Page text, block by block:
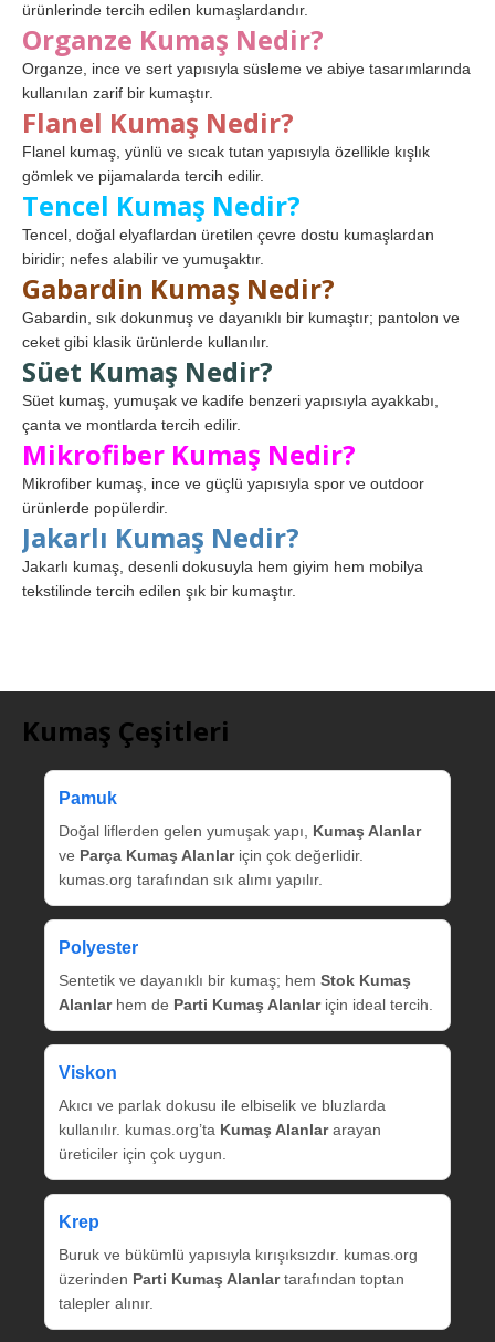
ürünlerinde tercih edilen kumaşlardandır.
Organze Kumaş Nedir?
Organze, ince ve sert yapısıyla süsleme ve abiye tasarımlarında
kullanılan zarif bir kumaştır.
Flanel Kumaş Nedir?
Flanel kumaş, yünlü ve sıcak tutan yapısıyla özellikle kışlık
gömlek ve pijamalarda tercih edilir.
Tencel Kumaş Nedir?
Tencel, doğal elyaflardan üretilen çevre dostu kumaşlardan
biridir; nefes alabilir ve yumuşaktır.
Gabardin Kumaş Nedir?
Gabardin, sık dokunmuş ve dayanıklı bir kumaştır; pantolon ve
ceket gibi klasik ürünlerde kullanılır.
Süet Kumaş Nedir?
Süet kumaş, yumuşak ve kadife benzeri yapısıyla ayakkabı,
çanta ve montlarda tercih edilir.
Mikrofiber Kumaş Nedir?
Mikrofiber kumaş, ince ve güçlü yapısıyla spor ve outdoor
ürünlerde popülerdir.
Jakarlı Kumaş Nedir?
Jakarlı kumaş, desenli dokusuyla hem giyim hem mobilya
tekstilinde tercih edilen şık bir kumaştır.
Kumaş Çeşitleri
Pamuk
Doğal liflerden gelen yumuşak yapı, Kumaş Alanlar
ve Parça Kumaş Alanlariçin çok değerlidir.
kumas.org tarafından sık alımı yapılır.
Polyester
Sentetik ve dayanıklı bir kumaş; hem Stok Kumaş
Alanlarhem de Parti Kumaş Alanlariçin ideal tercih.
Viskon
Akıcı ve parlak dokusu ile elbiselik ve bluzlarda
kullanılır. kumas.org’ta Kumaş Alanlararayan
üreticiler için çok uygun.
Krep
Buruk ve bükümlü yapısıyla kırışıksızdır. kumas.org
üzerinden Parti Kumaş Alanlartarafından toptan
talepler alınır.